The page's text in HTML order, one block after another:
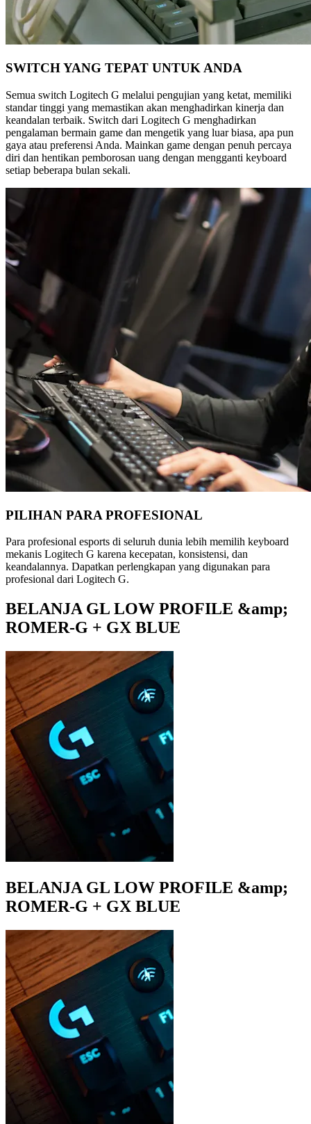
SWITCH YANG TEPAT UNTUK ANDA
Semua switch Logitech G melalui pengujian yang ketat, memiliki
standar tinggi yang memastikan akan menghadirkan kinerja dan
keandalan terbaik. Switch dari Logitech G menghadirkan
pengalaman bermain game dan mengetik yang luar biasa, apa pun
gaya atau preferensi Anda. Mainkan game dengan penuh percaya
diri dan hentikan pemborosan uang dengan mengganti keyboard
setiap beberapa bulan sekali.
PILIHAN PARA PROFESIONAL
Para profesional esports di seluruh dunia lebih memilih keyboard
mekanis Logitech G karena kecepatan, konsistensi, dan
keandalannya. Dapatkan perlengkapan yang digunakan para
profesional dari Logitech G.
BELANJA GL LOW PROFILE &amp;
ROMER-G + GX BLUE
BELANJA GL LOW PROFILE &amp;
ROMER-G + GX BLUE